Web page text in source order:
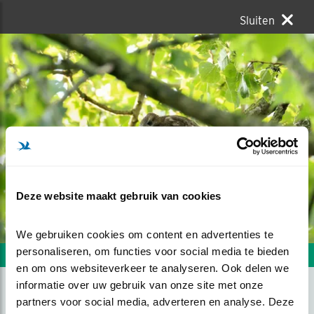
Deze website maakt gebruik van cookies
We gebruiken cookies om content en advertenties te
personaliseren, om functies voor social media te bieden
en om ons websiteverkeer te analyseren. Ook delen we
informatie over uw gebruik van onze site met onze
partners voor social media, adverteren en analyse. Deze
Sluiten
Volgende foto Vorige foto